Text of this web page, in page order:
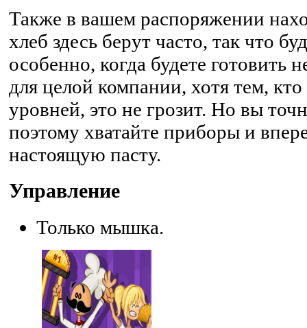
Также в вашем распоряжении
хлеб здесь берут часто, так что
особенно, когда будете готовить
для целой компании, хотя тем,
уровней, это не грозит. Но вы
поэтому хватайте приборы и
настоящую пасту.
Управление
Только мышка.